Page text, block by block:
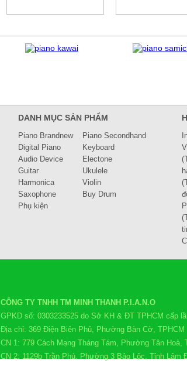
DANH MỤC SẢN PHẨM
Piano Brandnew
Piano Secondhand
Digital Piano
Keyboard
Audio Device
Electone
Guitar
Ukulele
Harmonica
Violin
Saxophone
Buy Drum
Phụ kiện
CÔNG TY TNHH TM MINH THANH P.I.A.N.O
GPKD số: 0303233525 do Sở KH & ĐT TPHCM cấp
Địa chỉ: 369 Điện Biên Phủ, Phường Bàn Cờ, TPHCM
CN 1: 779 Cách Mạng Tháng Tám, Phường Tân Hoà,
CN 2: 1129b Trần Phú, Phường 3 Bảo Lộc, Tỉnh Lâm